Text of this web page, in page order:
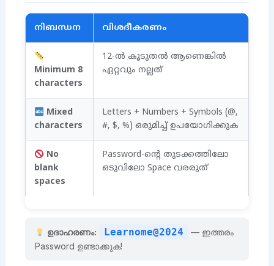
നിബന്ധന വിശദീകരണം
Minimum 8
characters
12-ൽ കൂടുതൽ ആണെങ്കിൽ
ഏറ്റവും നല്ലത്
Mixed
characters
Letters + Numbers + Symbols (@,
#, $, %) ഒരുമിച്ച് ഉപയോഗിക്കുക
No
blank
spaces
Password-ന്റെ തുടക്കത്തിലോ
ഒടുവിലോ Space വരരുത്
ഉദാഹരണം: Learnome@2024
— ഇത്തരം
Password ഉണ്ടാക്കുക!